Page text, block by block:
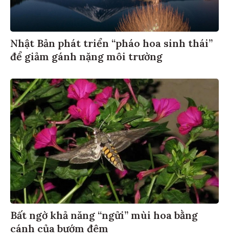
Nhật Bản phát triển “pháo hoa sinh thái”
để giảm gánh nặng môi trường
Bất ngờ khả năng “ngửi” mùi hoa bằng
cánh của bướm đêm